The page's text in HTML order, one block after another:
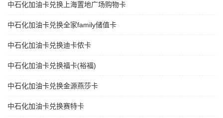
中石化加油卡兑换上海置地广场购物卡
中石化加油卡兑换全家family储值卡
中石化加油卡兑换迪卡侬卡
中石化加油卡兑换福卡(裕福)
中石化加油卡兑换金源燕莎卡
中石化加油卡兑换赛特卡